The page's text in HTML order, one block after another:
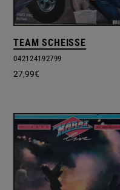
TEAM SCHEISSE
042124192799
27,99€